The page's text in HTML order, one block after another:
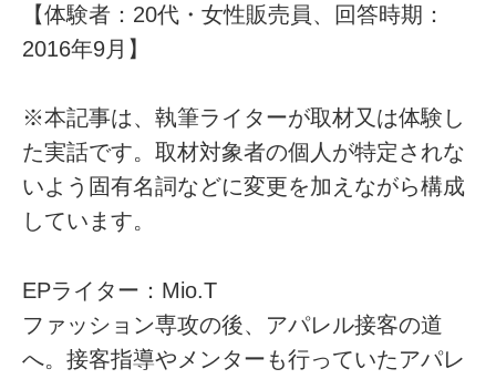
【体験者：20代・女性販売員、回答時期：
2016年9月】
※本記事は、執筆ライターが取材又は体験し
た実話です。取材対象者の個人が特定されな
いよう固有名詞などに変更を加えながら構成
しています。
EPライター：Mio.T
ファッション専攻の後、アパレル接客の道
へ。接客指導やメンターも行っていたアパレ